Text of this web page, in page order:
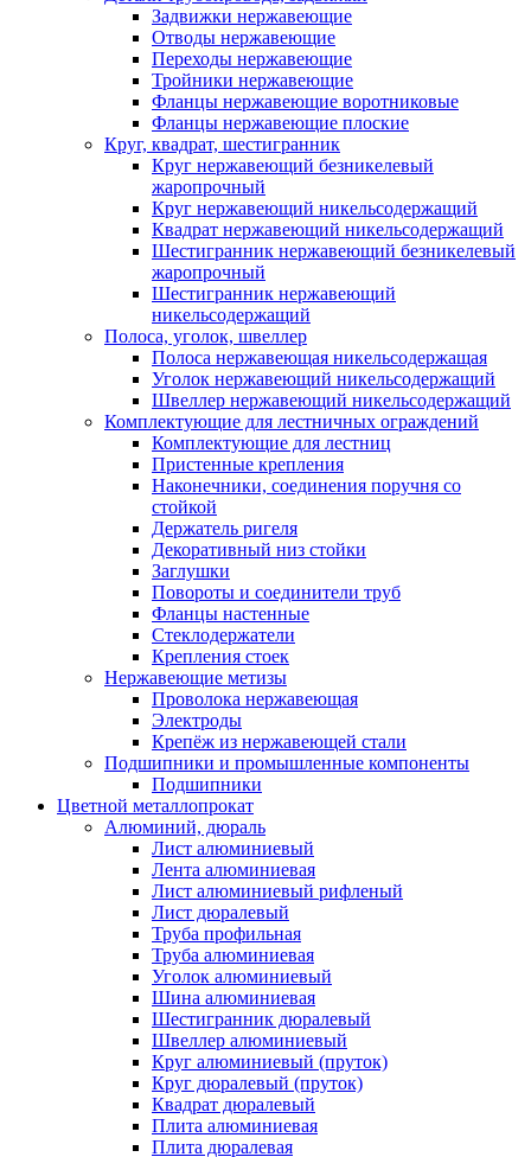
Задвижки нержавеющие
Отводы нержавеющие
Переходы нержавеющие
Тройники нержавеющие
Фланцы нержавеющие воротниковые
Фланцы нержавеющие плоские
Круг, квадрат, шестигранник
Круг нержавеющий безникелевый
жаропрочный
Круг нержавеющий никельсодержащий
Квадрат нержавеющий никельсодержащий
Шестигранник нержавеющий безникелевый
жаропрочный
Шестигранник нержавеющий
никельсодержащий
Полоса, уголок, швеллер
Полоса нержавеющая никельсодержащая
Уголок нержавеющий никельсодержащий
Швеллер нержавеющий никельсодержащий
Комплектующие для лестничных ограждений
Комплектующие для лестниц
Пристенные крепления
Наконечники, соединения поручня со
стойкой
Держатель ригеля
Декоративный низ стойки
Заглушки
Повороты и соединители труб
Фланцы настенные
Стеклодержатели
Крепления стоек
Нержавеющие метизы
Проволока нержавеющая
Электроды
Крепёж из нержавеющей стали
Подшипники и промышленные компоненты
Подшипники
Цветной металлопрокат
Алюминий, дюраль
Лист алюминиевый
Лента алюминиевая
Лист алюминиевый рифленый
Лист дюралевый
Труба профильная
Труба алюминиевая
Уголок алюминиевый
Шина алюминиевая
Шестигранник дюралевый
Швеллер алюминиевый
Круг алюминиевый (пруток)
Круг дюралевый (пруток)
Квадрат дюралевый
Плита алюминиевая
Плита дюралевая